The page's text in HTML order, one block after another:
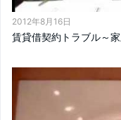
2012年8月16日
賃貸借契約トラブル～